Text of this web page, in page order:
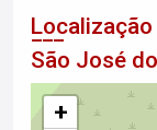
São José
+